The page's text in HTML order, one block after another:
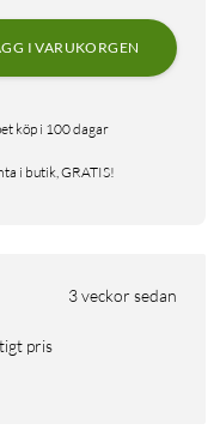
I VARUKORGEN
köp i 100 dagar
i butik, GRATIS!
3 veckor sedan
pris